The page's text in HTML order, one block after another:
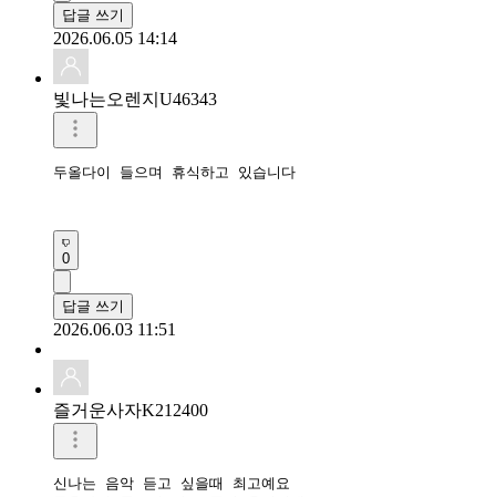
답글 쓰기
2026.06.05 14:14
빛나는오렌지U46343
두올다이 들으며 휴식하고 있습니다
0
답글 쓰기
2026.06.03 11:51
즐거운사자K212400
신나는 음악 듣고 싶을때 최고예요